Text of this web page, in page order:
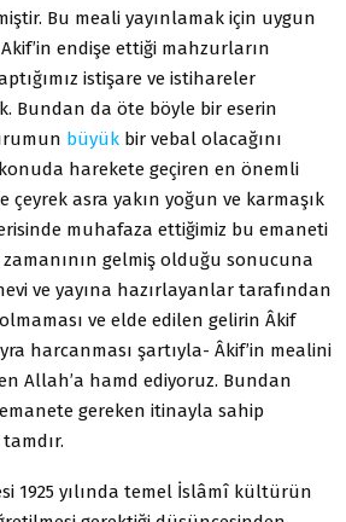
Bu meali yayınlamak için uygun
endişe ettiği mahzurların
istişare ve istihareler
Bundan da öte böyle bir eserin
büyük bir vebal olacağını
harekete geçiren en önemli
çeyrek asra yakın yoğun ve karmaşık
muhafaza ettiğimiz bu emaneti
gelmiş olduğu sonucuna
ve yayına hazırlayanlar tarafından
ve elde edilen gelirin Âkif
harcanması şartıyla- Âkif’in mealini
Allah’a hamd ediyoruz. Bundan
gereken itinayla sahip
1925 yılında temel İslâmî kültürün